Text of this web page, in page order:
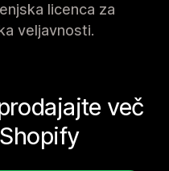
licenca za
veljavnosti.
več